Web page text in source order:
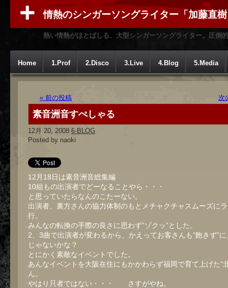
情熱のシンガーソングライター「加藤直
熱い情熱がほとばしる、大型シンガーソングライター。圧倒
Home 1.Prof 2.Disco 3.Live 4.Blog 5.Media
« 前の投稿 次
素音洲音すぺしゃる
12月 20, 2008 6-BLOG
Posted by naoki
12月18日は素音洲音総集編
10組もの出演者でどーなることやら・・・
と思っていたらなんのこたーない。
出演者、裏方さんの協力体制のもとメチャクチャスムーズに
行。
みんなの転換の手際の良さに思わず”ゾクッ”とした。
2、3曲で出演者が変わるから、かえってお客さんも”飽きず”
じゃないかな？
とにかく素敵なイベントでした。
あんなイベントを大阪在住にもかかわらず福岡で育て上げた”
ん。
やはり只者ではない・・・ さすがやね。